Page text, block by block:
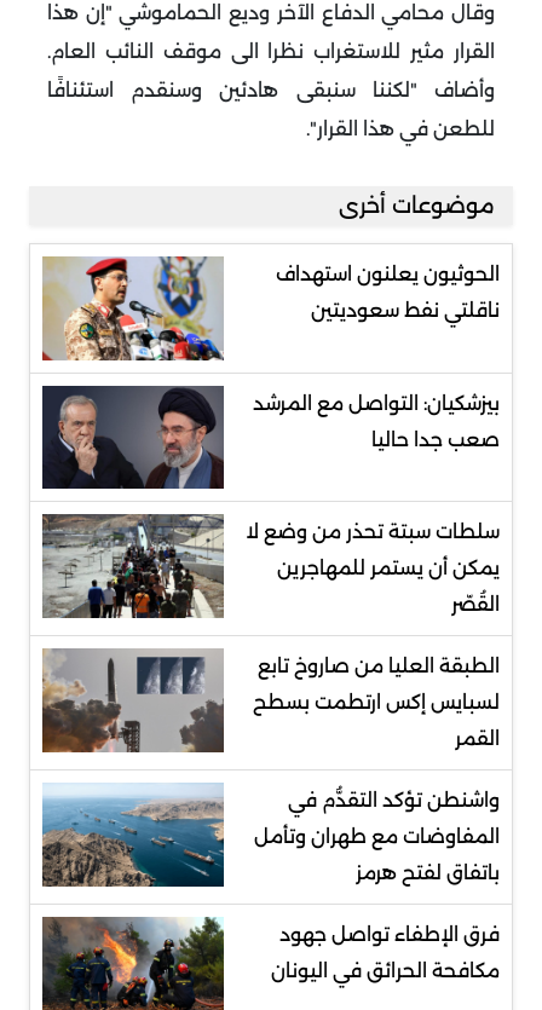
وقال محامي الدفاع الآخر وديع الحماموشي "إن هذا
القرار مثير للاستغراب نظرا الى موقف النائب العام.
وأضاف "لكننا سنبقى هادئين وسنقدم استئنافًا
للطعن في هذا القرار".
موضوعات أخرى
الحوثيون يعلنون استهداف
ناقلتي نفط سعوديتين
بيزشكيان: التواصل مع المرشد
صعب جدا حاليا
سلطات سبتة تحذر من وضع لا
يمكن أن يستمر للمهاجرين
القُصّر
الطبقة العليا من صاروخ تابع
لسبايس إكس ارتطمت بسطح
القمر
واشنطن تؤكد التقدُّم في
المفاوضات مع طهران وتأمل
باتفاق لفتح هرمز
فرق الإطفاء تواصل جهود
مكافحة الحرائق في اليونان